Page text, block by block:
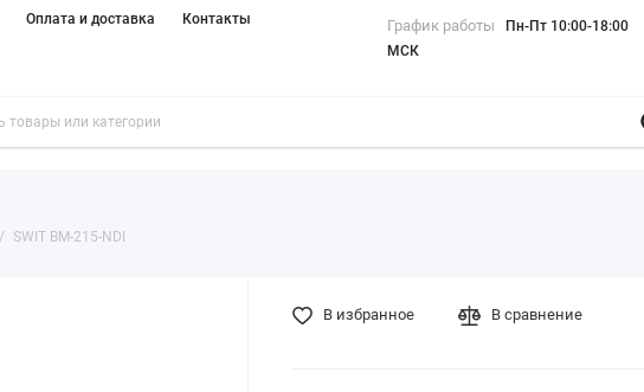
Оплата и доставка Контакты График работы
Пн-Пт 10:00-18:00
МСК
SWIT BM-215-NDI
В избранное В сравнение